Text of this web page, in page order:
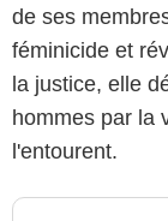
de ses
féminicide et
la justice, elle
hommes par la
l'entourent.